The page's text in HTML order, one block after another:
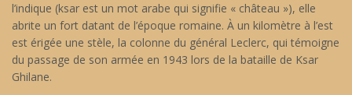
l’indique (ksar est un mot arabe qui signifie « château »), elle
abrite un fort datant de l’époque romaine. À un kilomètre à l’est
est érigée une stèle, la colonne du général Leclerc, qui témoigne
du passage de son armée en 1943 lors de la bataille de Ksar
Ghilane.